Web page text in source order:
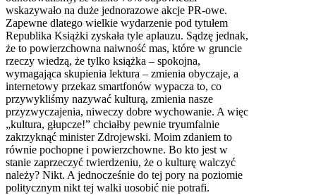
wskazywało na duże jednorazowe akcje PR-owe.
Zapewne dlatego wielkie wydarzenie pod tytułem
Republika Książki zyskała tyle aplauzu. Sądzę jednak,
że to powierzchowna naiwność mas, które w gruncie
rzeczy wiedzą, że tylko książka – spokojna,
wymagająca skupienia lektura – zmienia obyczaje, a
internetowy przekaz smartfonów wypacza to, co
przywykliśmy nazywać kulturą, zmienia nasze
przyzwyczajenia, niweczy dobre wychowanie. A więc
„kultura, głupcze!” chciałby pewnie tryumfalnie
zakrzyknąć minister Zdrojewski. Moim zdaniem to
równie pochopne i powierzchowne. Bo kto jest w
stanie zaprzeczyć twierdzeniu, że o kulturę walczyć
należy? Nikt. A jednocześnie do tej pory na poziomie
politycznym nikt tej walki uosobić nie potrafi.